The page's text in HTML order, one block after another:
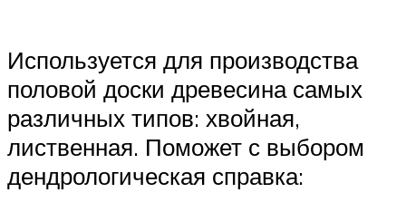
Используется для производства
половой доски древесина самых
различных типов: хвойная,
лиственная. Поможет с выбором
дендрологическая справка: